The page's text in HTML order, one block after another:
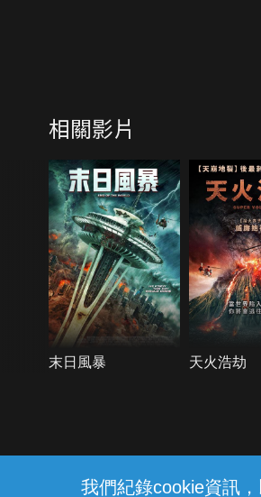
我們紀錄cookie資訊
相關影片
末日風暴 天火浩劫